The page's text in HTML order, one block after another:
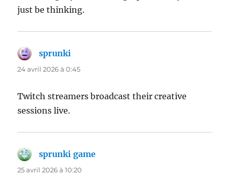
just be thinking.
sprunki
24 avril 2026 à 0:45
Twitch streamers broadcast their creative
sessions live.
sprunki game
25 avril 2026 à 10:20